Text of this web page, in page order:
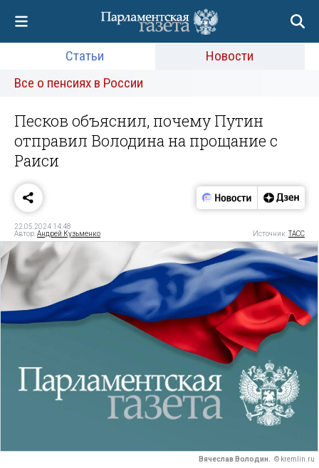
Статьи
Новости
Все о пенсиях в России
Песков объяснил, почему Путин
отправил Володина на прощание с
Раиси
22.05.2024 14:48
Автор:Андрей Кузьменко Источник:ТАСС
Вячеслав Володин. © kremlin.ru